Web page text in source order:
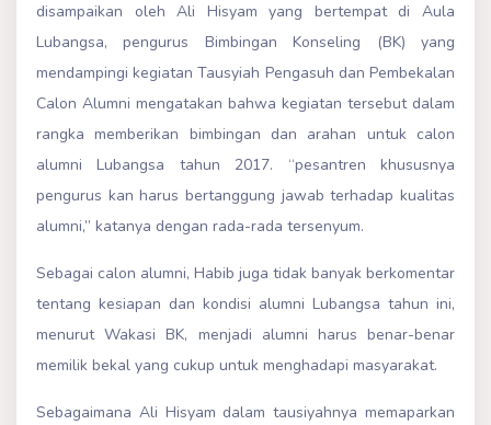
disampaikan oleh Ali Hisyam yang bertempat di Aula
Lubangsa, pengurus Bimbingan Konseling (BK) yang
mendampingi kegiatan Tausyiah Pengasuh dan Pembekalan
Calon Alumni mengatakan bahwa kegiatan tersebut dalam
rangka memberikan bimbingan dan arahan untuk calon
alumni Lubangsa tahun 2017. “pesantren khususnya
pengurus kan harus bertanggung jawab terhadap kualitas
alumni,” katanya dengan rada-rada tersenyum.
Sebagai calon alumni, Habib juga tidak banyak berkomentar
tentang kesiapan dan kondisi alumni Lubangsa tahun ini,
menurut Wakasi BK, menjadi alumni harus benar-benar
memilik bekal yang cukup untuk menghadapi masyarakat.
Sebagaimana Ali Hisyam dalam tausiyahnya memaparkan